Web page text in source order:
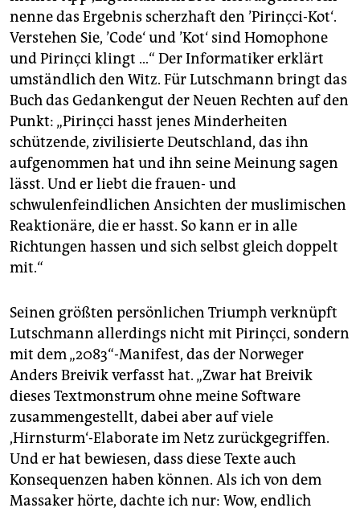
nenne das Ergebnis scherzhaft den ’Pirinçci-Kot‘.
Verstehen Sie, ’Code‘ und ’Kot‘ sind Homophone
und Pirinçci klingt …“ Der Informatiker erklärt
umständlich den Witz. Für Lutschmann bringt das
Buch das Gedankengut der Neuen Rechten auf den
Punkt: „Pirinçci hasst jenes Minderheiten
schützende, zivilisierte Deutschland, das ihn
aufgenommen hat und ihn seine Meinung sagen
lässt. Und er liebt die frauen- und
schwulenfeindlichen Ansichten der muslimischen
Reaktionäre, die er hasst. So kann er in alle
Richtungen hassen und sich selbst gleich doppelt
mit.“
Seinen größten persönlichen Triumph verknüpft
Lutschmann allerdings nicht mit Pirinçci, sondern
mit dem „2083“-Manifest, das der Norweger
Anders Breivik verfasst hat. „Zwar hat Breivik
dieses Textmonstrum ohne meine Software
zusammengestellt, dabei aber auf viele
,Hirnsturm‘-Elaborate im Netz zurückgegriffen.
Und er hat bewiesen, dass diese Texte auch
Konsequenzen haben können. Als ich von dem
Massaker hörte, dachte ich nur: Wow, endlich